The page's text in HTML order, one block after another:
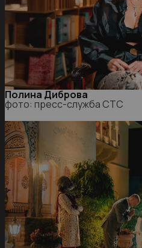
Полина Диброва
фото: пресс-служба СТС